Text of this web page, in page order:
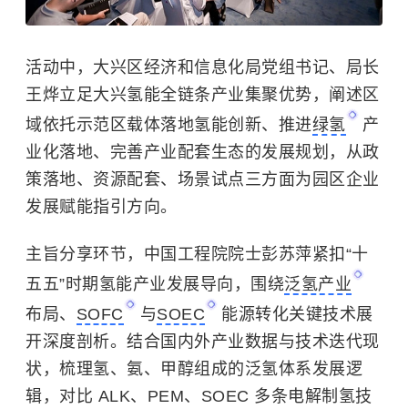
活动中，大兴区经济和信息化局党组书记、局长
王烨立足大兴氢能全链条产业集聚优势，阐述区
域依托示范区载体落地氢能创新、推进绿氢
产
业化落地、完善产业配套生态的发展规划，从政
策落地、资源配套、场景试点三方面为园区企业
发展赋能指引方向。
主旨分享环节，中国工程院院士彭苏萍紧扣“十
五五”时期氢能产业发展导向，围绕泛氢产业
布局、 SOFC 与SOEC
能源转化关键技术展
开深度剖析。结合国内外产业数据与技术迭代现
状，梳理氢、氨、甲醇组成的泛氢体系发展逻
辑，对比 ALK、PEM、SOEC 多条电解制氢技